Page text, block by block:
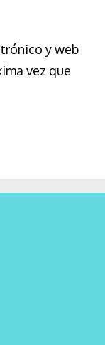
y web
vez que